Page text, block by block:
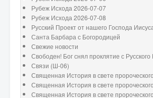
Рубеж Исхода 2026-07-07
Рубеж Исхода 2026-07-08
Русский Проект от нашего Господа
Санта Барбара с Богородицей
Свежие новости
Свободен! Бог снял проклятие с
Связи (Ш-06)
Священная История в свете
Священная История в свете
Священная История в свете